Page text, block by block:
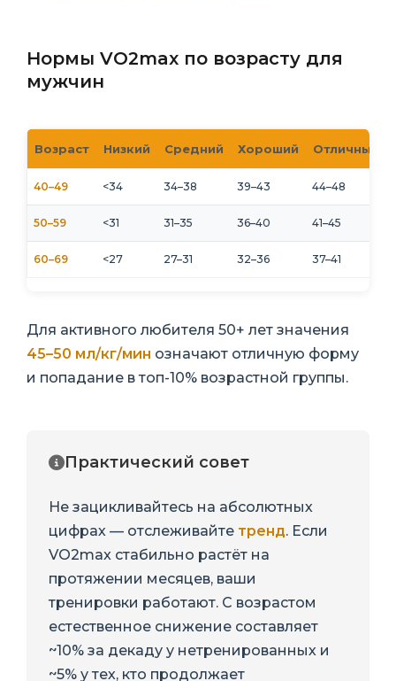
Нормы VO2max по возрасту для
мужчин
Возраст Низкий Средний Хороший Отличный
40–49 <34 34–38 39–43 44–48
50–59 <31 31–35 36–40 41–45
60–69 <27 27–31 32–36 37–41
Для активного любителя 50+ лет значения
45–50 мл/кг/мин означают отличную форму
и попадание в топ-10% возрастной группы.
Практический совет
Не зацикливайтесь на абсолютных
цифрах — отслеживайте тренд. Если
VO2max стабильно растёт на
протяжении месяцев, ваши
тренировки работают. С возрастом
естественное снижение составляет
~10% за декаду у нетренированных и
~5% у тех, кто продолжает